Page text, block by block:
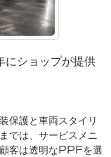
ショップが提供
保護と車両スタイリ
では、サービスメニ
客は透明なPPFを選